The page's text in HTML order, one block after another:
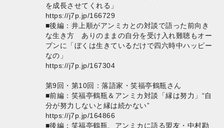
を成長させてくれる」
https://j7p.jp/166729
■後編：井上順がアンミカとの対談で語った前向き
な生き方 ありのままの自分を受け入れ難聴もオー
プンに「ぼくは生きているだけで四六時中ハッピー
なの」
https://j7p.jp/167304
第9回・第10回：落語家・笑福亭鶴瓶さん
■前編：笑福亭鶴瓶＆アンミカ対談「縁は努力」“自
分が努力しないと縁は続かない”
https://j7p.jp/164866
■後編：笑福亭鶴瓶、アンミカに語る盟友・中村勘